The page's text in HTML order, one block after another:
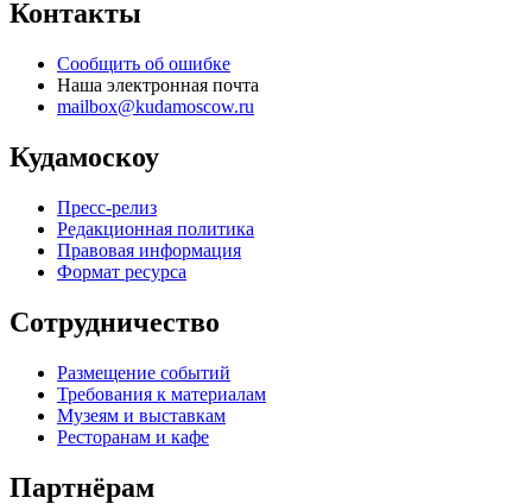
Контакты
Сообщить об ошибке
Наша электронная почта
mailbox@kudamoscow.ru
Кудамоскоу
Пресс-релиз
Редакционная политика
Правовая информация
Формат ресурса
Сотрудничество
Размещение событий
Требования к материалам
Музеям и выставкам
Ресторанам и кафе
Партнёрам